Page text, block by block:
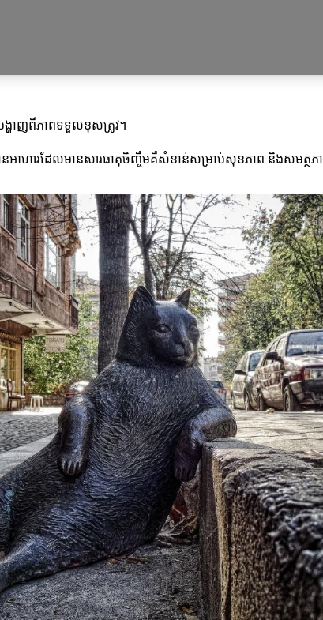
បង្ហាញពីភាពទទួលខុសត្រូវ។
នអាហារដែលមានសារធាតុចិញ្ចឹមគឺសំខាន់សម្រាប់សុខភាព និងសមត្ថភ